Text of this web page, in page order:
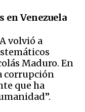
Venezuela
volvió a
Maduro. En
corrupción
que ha